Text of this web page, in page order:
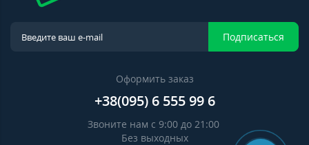
Подписаться
Оформить заказ
+38(095) 6 555 99 6
Звоните нам с 9:00 до 21:00
Без выходных